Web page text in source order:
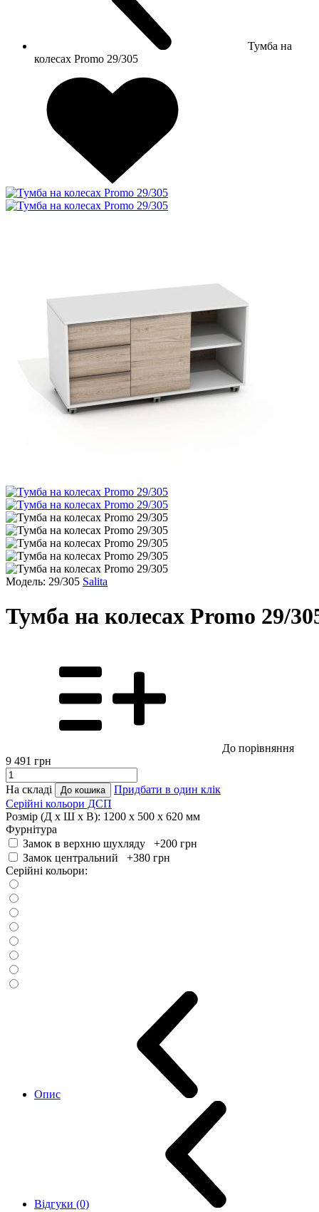
Тумба на
колесах Promo 29/305
Модель: 29/305 Salita
Тумба на колесах Promo 29/
До порівняння
9 491 грн
На складі До кошика
Придбати в один клік
Серійні кольори ДСП
Розмір (Д x Ш x В): 1200 x 500 x 620 мм
Фурнітура
Замок в верхню шухляду +200 грн
Замок центральний +380 грн
Серійні кольори:
Опис
Відгуки (0)